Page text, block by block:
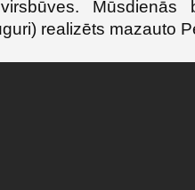
Mūsdienās
realizēts mazauto